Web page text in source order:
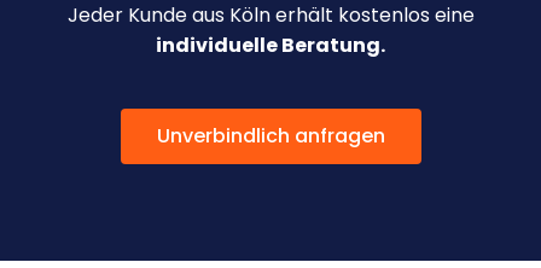
Jeder Kunde aus Köln erhält kostenlos eine
individuelle Beratung.
Unverbindlich anfragen